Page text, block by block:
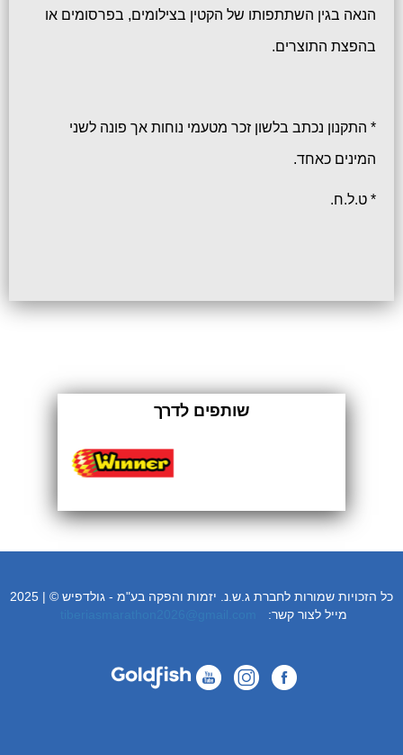
הנאה בגין השתתפותו של הקטין בצילומים, בפרסומים או
בהפצת התוצרים.
* התקנון נכתב בלשון זכר מטעמי נוחות אך פונה לשני
המינים כאחד.
* ט.ל.ח.
שותפים לדרך
כל הזכויות שמורות לחברת ג.ש.נ. יזמות והפקה בע"מ - גולדפיש © | 2025
:מייל לצור קשר